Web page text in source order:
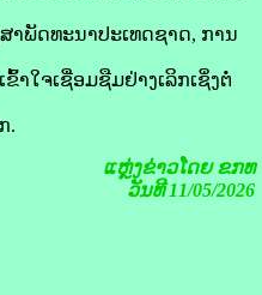
ພັດທະນາປະເທດຊາດ, ການ
ໃຈເຊື່ອມຊືມຢ່າງເລິກເຊິ່ງຕໍ່
.
ແຫຼ່ງຂ່າວໂດຍ ຂກທ
ວັນທີ 11/05/2026